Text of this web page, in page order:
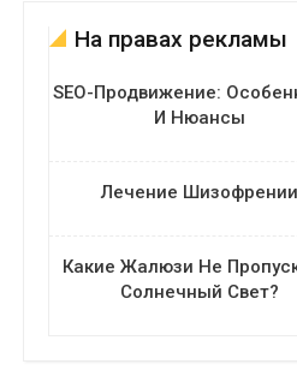
На правах рекламы
SEO-Продвижение:
И Нюансы
Лечение Шизофрении
Какие Жалюзи Не
Солнечный Свет?